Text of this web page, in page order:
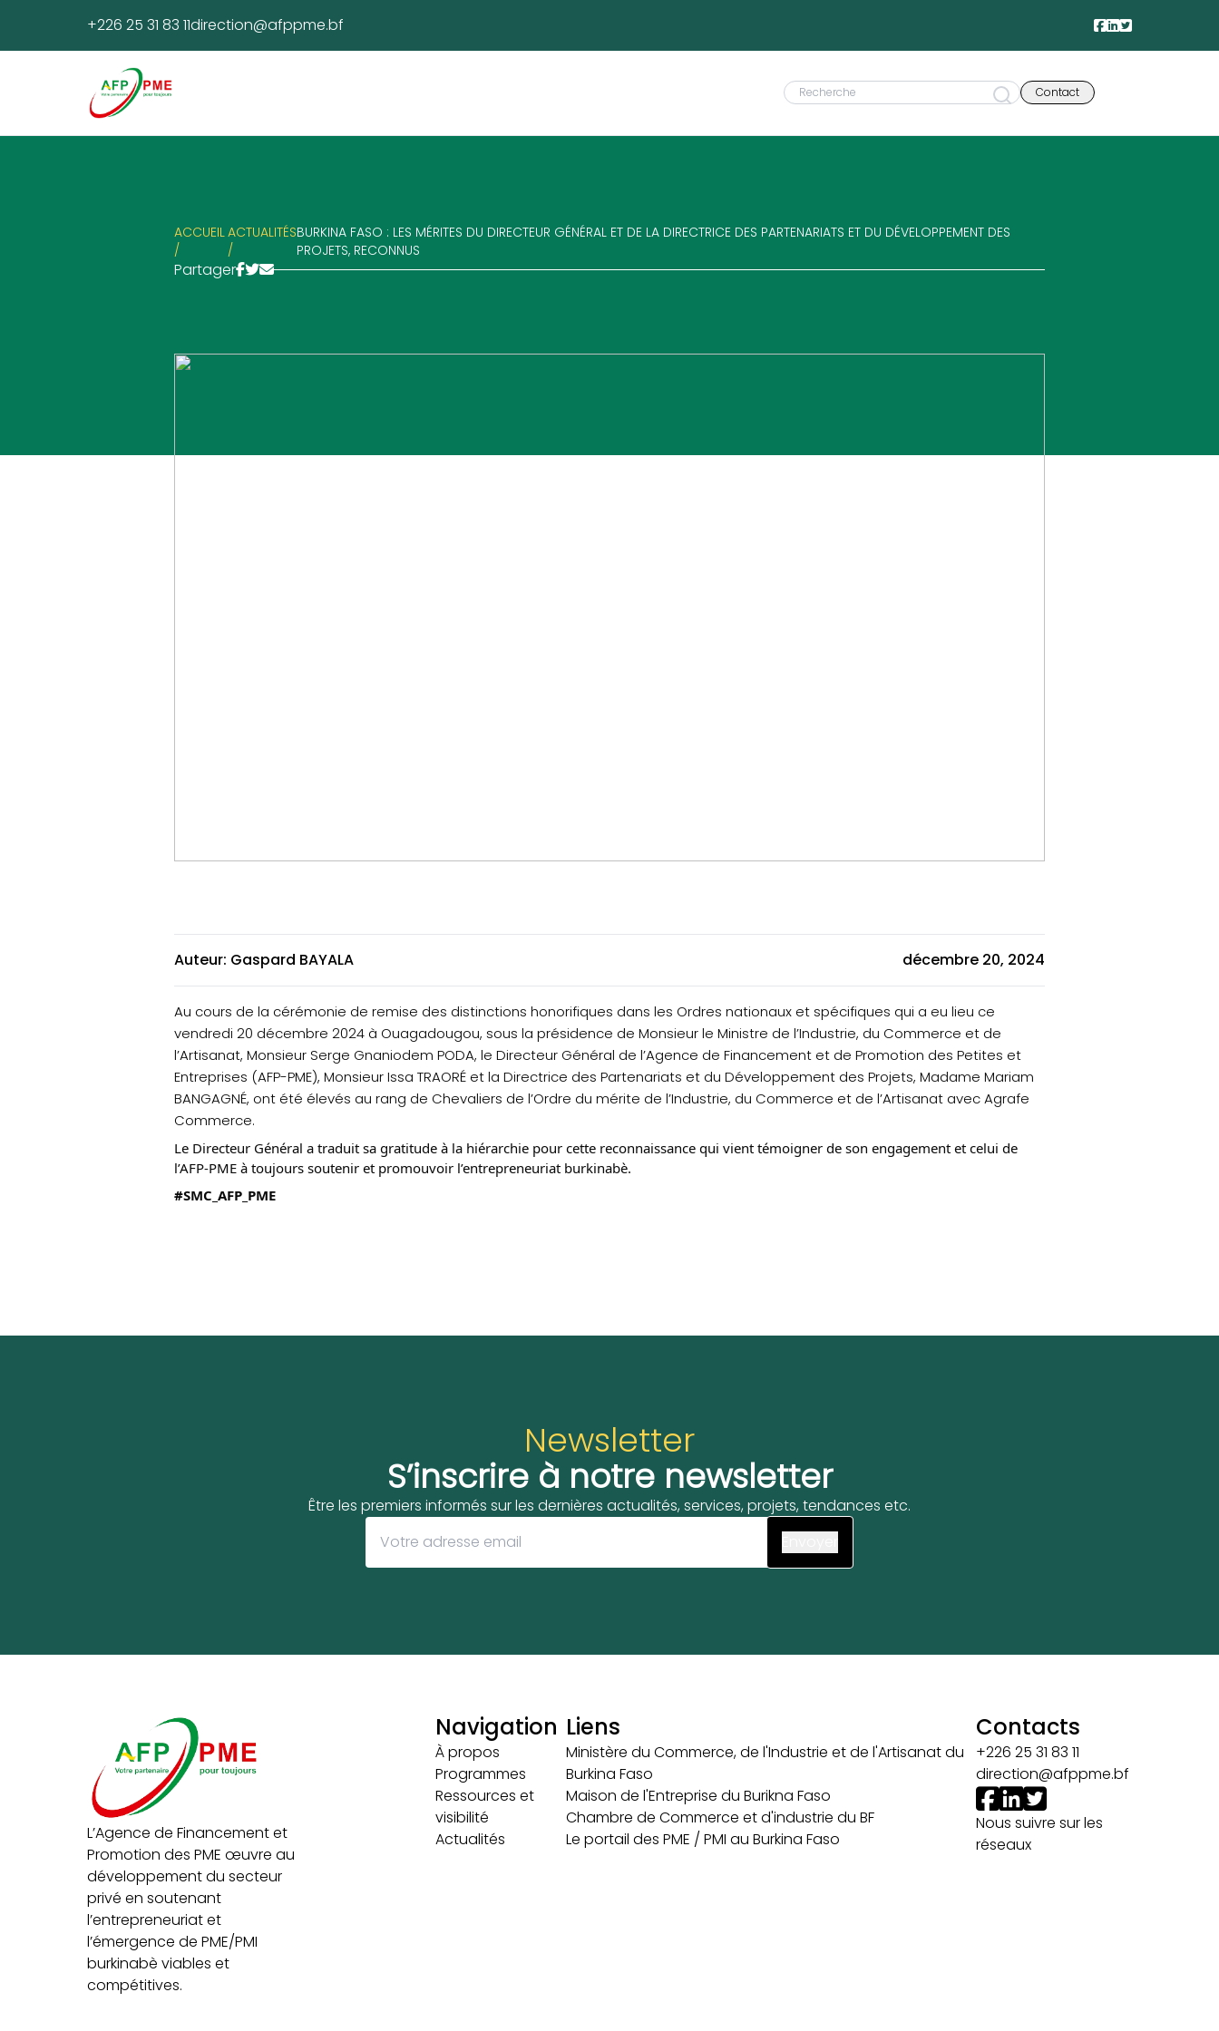
+226 25 31 83 11direction@afppme.bf
Contact
ACCUEIL
/
ACTUALITÉS
/
BURKINA FASO : LES MÉRITES DU DIRECTEUR GÉNÉRAL ET DE LA DIRECTRICE DES PARTENARIATS ET DU DÉVELOPPEMENT DES
PROJETS, RECONNUS
Partager
Auteur: Gaspard BAYALA décembre 20, 2024
Au cours de la cérémonie de remise des distinctions honorifiques dans les Ordres nationaux et spécifiques qui a eu lieu ce
vendredi 20 décembre 2024 à Ouagadougou, sous la présidence de Monsieur le Ministre de l’Industrie, du Commerce et de
l’Artisanat, Monsieur Serge Gnaniodem PODA, le Directeur Général de l’Agence de Financement et de Promotion des Petites et
Entreprises (AFP-PME), Monsieur Issa TRAORÉ et la Directrice des Partenariats et du Développement des Projets, Madame Mariam
BANGAGNÉ, ont été élevés au rang de Chevaliers de l’Ordre du mérite de l’Industrie, du Commerce et de l’Artisanat avec Agrafe
Commerce.
Le Directeur Général a traduit sa gratitude à la hiérarchie pour cette reconnaissance qui vient témoigner de son engagement et celui de
l’AFP-PME à toujours soutenir et promouvoir l’entrepreneuriat burkinabè.
#SMC_AFP_PME
Newsletter
S’inscrire à notre newsletter
Être les premiers informés sur les dernières actualités, services, projets, tendances etc.
L’Agence de Financement et
Promotion des PME œuvre au
développement du secteur
privé en soutenant
l’entrepreneuriat et
l’émergence de PME/PMI
burkinabè viables et
compétitives.
Navigation
À propos
Programmes
Ressources et
visibilité
Actualités
Liens
Ministère du Commerce, de l'Industrie et de l'Artisanat du
Burkina Faso
Maison de l'Entreprise du Burikna Faso
Chambre de Commerce et d'industrie du BF
Le portail des PME / PMI au Burkina Faso
Contacts
+226 25 31 83 11
direction@afppme.bf
Nous suivre sur les
réseaux